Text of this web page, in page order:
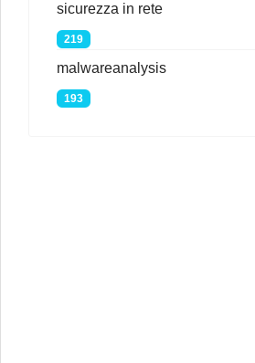
sicurezza in rete
219
malwareanalysis
193